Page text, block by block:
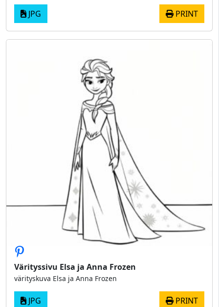
JPG PRINT
Värityssivu Elsa ja Anna Frozen
värityskuva Elsa ja Anna Frozen
JPG PRINT